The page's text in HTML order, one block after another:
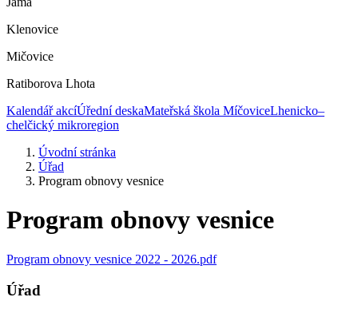
Klenovice
Mičovice
Ratiborova Lhota
Kalendář akcíÚřední deskaMateřská škola MíčoviceLhenicko–
chelčický mikroregion
Úvodní stránka
Úřad
Program obnovy vesnice
Program obnovy vesnice
Program obnovy vesnice 2022 - 2026.pdf
Úřad